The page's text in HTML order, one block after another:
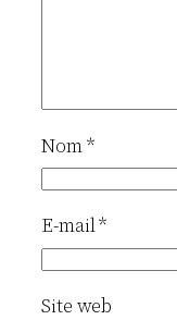
Nom*
E-mail*
Site web